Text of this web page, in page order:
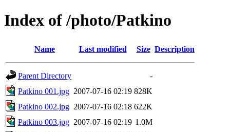
Index of /photo/Patkino
Name Last modified Size Description
Parent Directory
-
Patkino 001.jpg 2007-07-16 02:19 828K
Patkino 002.jpg 2007-07-16 02:18 622K
Patkino 003.jpg 2007-07-16 02:19 1.0M